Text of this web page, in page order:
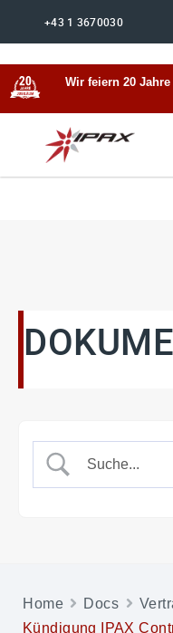
+43 1 3670030
Wir feiern 20
Home Docs
Kündigung IPAX